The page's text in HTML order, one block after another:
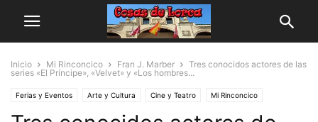
Inicio Mi Rinconcico Fran J. Marber
Tres conocidos actores de las
series «El Príncipe», «Velvet» y «Los hombres...
Ferias y Eventos Arte y Cultura Cine y Teatro Mi Rinconcico
Fran J. Marber